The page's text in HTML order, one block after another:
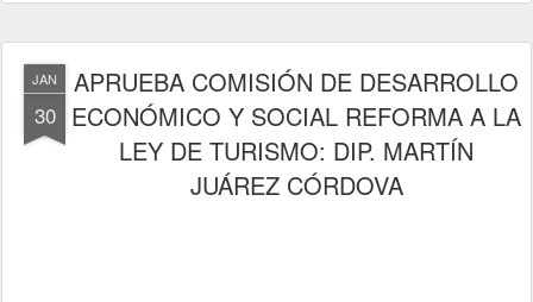
JAN
30
APRUEBA COMISIÓN DE DESARROLLO
ECONÓMICO Y SOCIAL REFORMA A LA
LEY DE TURISMO: DIP. MARTÍN
JUÁREZ CÓRDOVA